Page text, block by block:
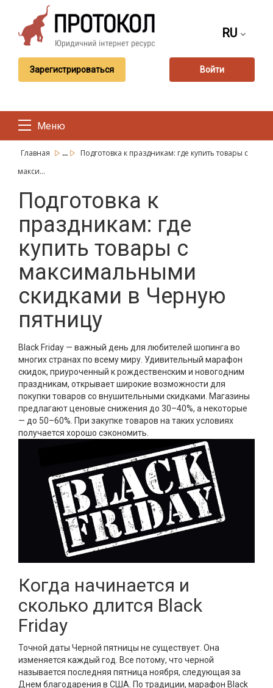
RU
Зарегистрироваться Войти
Меню
Главная ...
Подготовка к праздникам: где купить товары с
макси...
Подготовка к
праздникам: где
купить товары с
максимальными
скидками в Черную
пятницу
Black Friday — важный день для любителей шопинга во
многих странах по всему миру. Удивительный марафон
скидок, приуроченный к рождественским и новогодним
праздникам, открывает широкие возможности для
покупки товаров со внушительными скидками. Магазины
предлагают ценовые снижения до 30–40%, а некоторые
— до 50–60%. При закупке товаров на таких условиях
получается хорошо сэкономить.
Когда начинается и
сколько длится Black
Friday
Точной даты Черной пятницы не существует. Она
изменяется каждый год. Все потому, что черной
называется последняя пятница ноября, следующая за
Днем благодарения в США. По традиции, марафон Black